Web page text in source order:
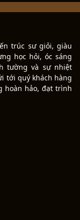
trúc sư giỏi, giàu
học hỏi, óc sáng
tường và sự nhiệt
tới quý khách hàng
hoàn hảo, đạt trình